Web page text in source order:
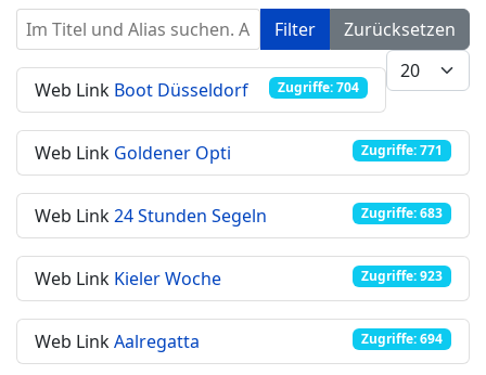
Im Titel und Alias suchen. Als Präfix „ID:“ verwenden,
Filter
Zurücksetzen
Anzeige #
Web Link Boot Düsseldorf Zugriffe: 704
Web Link Goldener Opti Zugriffe: 771
Web Link24 Stunden Segeln Zugriffe: 683
Web Link Kieler Woche Zugriffe: 923
Web LinkAalregatta Zugriffe: 694